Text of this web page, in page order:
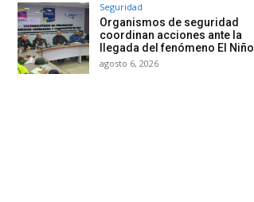
Seguridad
Organismos de seguridad
coordinan acciones ante la
llegada del fenómeno El Niño
agosto 6, 2026